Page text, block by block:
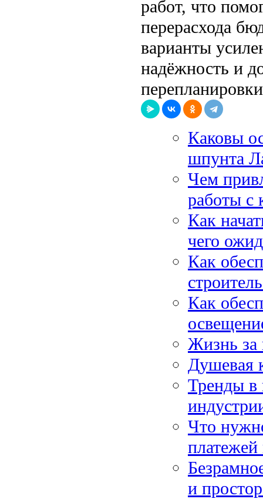
работ, что
перерасхода
варианты
надёжность и
Каковы
шпунта
Чем
работы с
Как
чего
Как
Как
Жизнь за
Душевая
Тренды в
Что
и